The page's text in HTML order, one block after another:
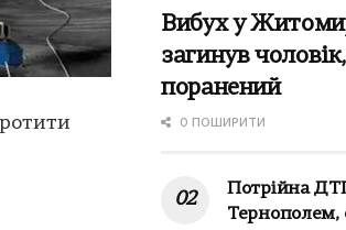
Вибух у
загинув
поранений
0 ПОШИРИТИ
Потрійна
Тернополем,